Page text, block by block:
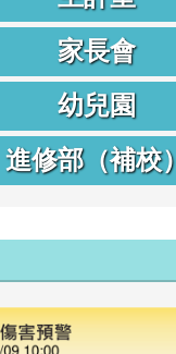
家長會
幼兒園
進修部（補校）